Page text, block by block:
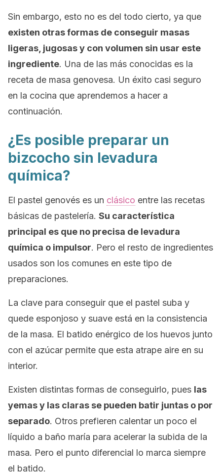
Sin embargo, esto no es del todo cierto, ya que
existen otras formas de conseguir masas
ligeras, jugosas y con volumen sin usar este
ingrediente. Una de las más conocidas es la
receta de masa genovesa. Un éxito casi seguro
en la cocina que aprendemos a hacer a
continuación.
¿Es posible preparar un
bizcocho sin levadura
química?
El pastel genovés es un clásico entre las recetas
básicas de pastelería. Su característica
principal es que no precisa de levadura
química o impulsor. Pero el resto de ingredientes
usados son los comunes en este tipo de
preparaciones.
La clave para conseguir que el pastel suba y
quede esponjoso y suave está en la consistencia
de la masa. El batido enérgico de los huevos junto
con el azúcar permite que esta atrape aire en su
interior.
Existen distintas formas de conseguirlo, pues las
yemas y las claras se pueden batir juntas o por
separado. Otros prefieren calentar un poco el
líquido a baño maría para acelerar la subida de la
masa. Pero el punto diferencial lo marca siempre
el batido.